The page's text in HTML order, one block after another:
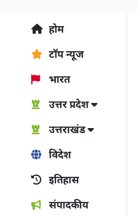
होम
टॉप न्यूज
भारत
उत्तर प्रदेश
उत्तराखंड
विदेश
इतिहास
संपादकीय